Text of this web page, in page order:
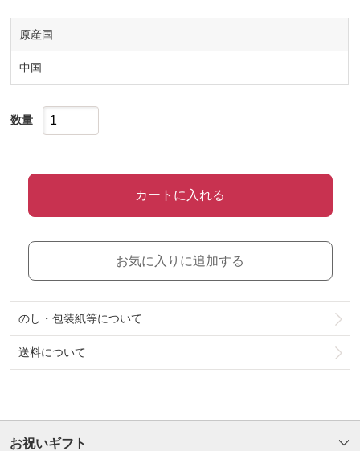
原産国
中国
数量
カートに入れる
お気に入りに追加する
のし・包装紙等について
送料について
お祝いギフト